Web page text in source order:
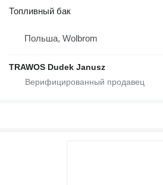
Топливный бак
Польша, Wolbrom
TRAWOS Dudek Janusz